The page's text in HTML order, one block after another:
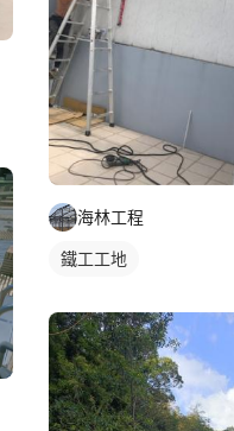
海林工程
鐵工工地